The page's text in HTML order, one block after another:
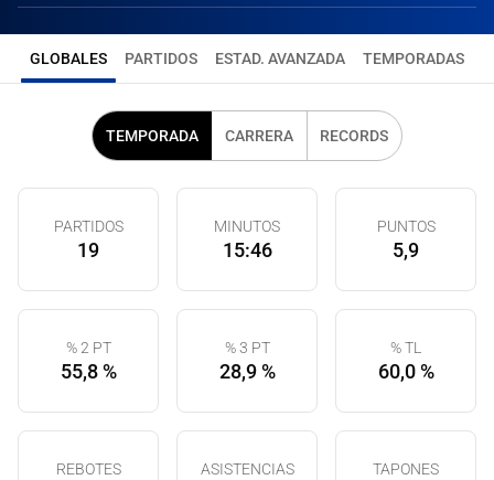
GLOBALES PARTIDOS ESTAD. AVANZADA TEMPORADAS
TEMPORADA CARRERA RECORDS
PARTIDOS
19
MINUTOS
15:46
PUNTOS
5,9
% 2 PT
55,8 %
% 3 PT
28,9 %
% TL
60,0 %
REBOTES ASISTENCIAS TAPONES